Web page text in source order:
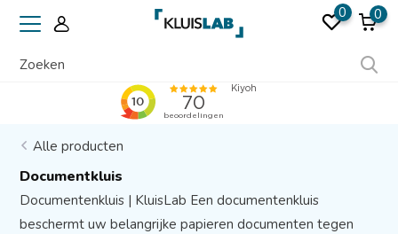
0 0
Alle producten
Documentkluis
Documentenkluis | KluisLab Een documentenkluis
beschermt uw belangrijke papieren documenten tegen